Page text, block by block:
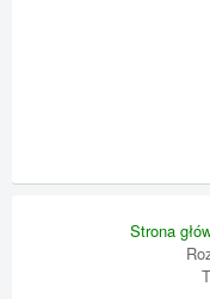
Strona